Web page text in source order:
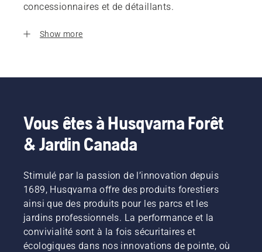
concessionnaires et de détaillants.
Show more
Vous êtes à Husqvarna Forêt
& Jardin Canada
Stimulé par la passion de l’innovation depuis
1689, Husqvarna offre des produits forestiers
ainsi que des produits pour les parcs et les
jardins professionnels. La performance et la
convivialité sont à la fois sécuritaires et
écologiques dans nos innovations de pointe, où